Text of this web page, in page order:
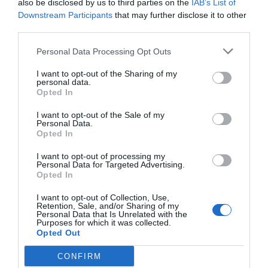
also be disclosed by us to third parties on the IAB’s List of
Downstream Participants that may further disclose it to other
Personal Data Processing Opt Outs
I want to opt-out of the Sharing of my
personal data.
Opted In
I want to opt-out of the Sale of my
Personal Data.
Opted In
I want to opt-out of processing my
Personal Data for Targeted Advertising.
Opted In
I want to opt-out of Collection, Use,
Retention, Sale, and/or Sharing of my
Personal Data that Is Unrelated with the
Purposes for which it was collected.
Opted Out
CONFIRM
El IBEX 35 cerró la sesión del miércoles en
los 20.057 puntos, un nuevo récord
Eulogio López
Ceuta. Nuestra Señora de África:
convertir al musulmán
Eulogio López
No perdamos el norte: la